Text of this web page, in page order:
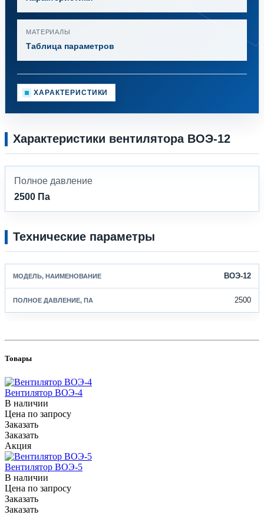
МАТЕРИАЛЫ
Таблица параметров
ХАРАКТЕРИСТИКИ
Характеристики вентилятора ВОЭ-12
Полное давление
2500 Па
Технические параметры
ВОЭ-12
2500
Товары
Вентилятор ВОЭ-4
В наличии
Цена по запросу
Заказать
Заказать
Акция
Вентилятор ВОЭ-5
В наличии
Цена по запросу
Заказать
Заказать